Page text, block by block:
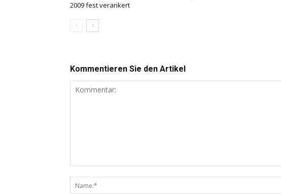
2009 fest verankert
Kommentieren Sie den Artikel